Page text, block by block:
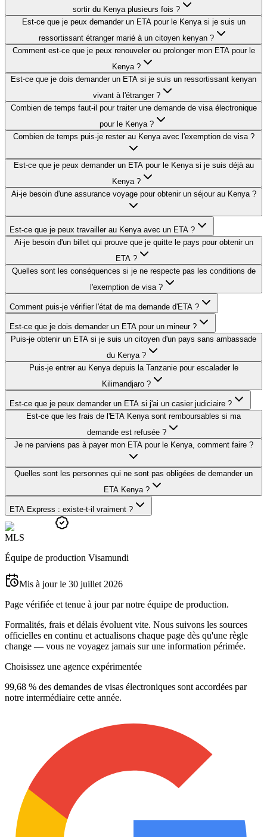
sortir du Kenya plusieurs fois ?
Est-ce que je peux demander un ETA pour le Kenya si je suis un
ressortissant étranger marié à un citoyen kenyan ?
Comment est-ce que je peux renouveler ou prolonger mon ETA pour le
Kenya ?
Est-ce que je dois demander un ETA si je suis un ressortissant kenyan
vivant à l'étranger ?
Combien de temps faut-il pour traiter une demande de visa électronique
pour le Kenya ?
Combien de temps puis-je rester au Kenya avec l'exemption de visa ?
Est-ce que je peux demander un ETA pour le Kenya si je suis déjà au
Kenya ?
Ai-je besoin d'une assurance voyage pour obtenir un séjour au Kenya ?
Est-ce que je peux travailler au Kenya avec un ETA ?
Ai-je besoin d'un billet qui prouve que je quitte le pays pour obtenir un
ETA ?
Quelles sont les conséquences si je ne respecte pas les conditions de
l'exemption de visa ?
Comment puis-je vérifier l'état de ma demande d'ETA ?
Est-ce que je dois demander un ETA pour un mineur ?
Puis-je obtenir un ETA si je suis un citoyen d'un pays sans ambassade
du Kenya ?
Puis-je entrer au Kenya depuis la Tanzanie pour escalader le
Kilimandjaro ?
Est-ce que je peux demander un ETA si j'ai un casier judiciaire ?
Est-ce que les frais de l'ETA Kenya sont remboursables si ma
demande est refusée ?
Je ne parviens pas à payer mon ETA pour le Kenya, comment faire ?
Quelles sont les personnes qui ne sont pas obligées de demander un
ETA Kenya ?
ETA Express : existe-t-il vraiment ?
MLS
Équipe de production Visamundi
Mis à jour le 30 juillet 2026
Page vérifiée et tenue à jour par notre équipe de production.
Formalités, frais et délais évoluent vite. Nous suivons les sources
officielles en continu et actualisons chaque page dès qu'une règle
change — vous ne voyagez jamais sur une information périmée.
Choisissez une agence expérimentée
99,68 % des demandes de visas électroniques sont accordées par
notre intermédiaire cette année.